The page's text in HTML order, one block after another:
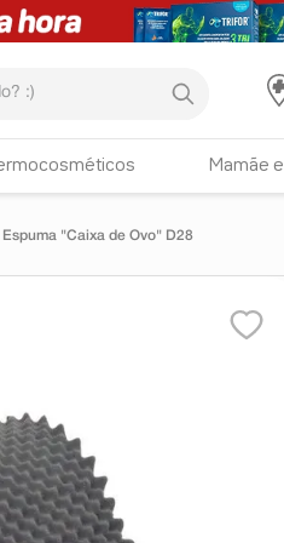
Mamãe
"Caixa de Ovo" D28